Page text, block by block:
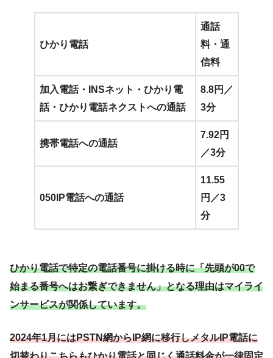
ひかり電話
通話
料・通
信料
加入電話・INSネット・ひかり電
話・ひかり電話ネクストへの通話
8.8円／
3分
携帯電話への通話
7.92円
／3分
050IP電話への通話
11.55
円／3
分
ひかり電話で特定の電話番号に掛ける時に「先頭が00で
始まる番号へはお繋ぎできません」となる理由はマイライ
ンサービスが関係しています。
2024年1月にはPSTN網からIP網に移行しメタルIP電話に